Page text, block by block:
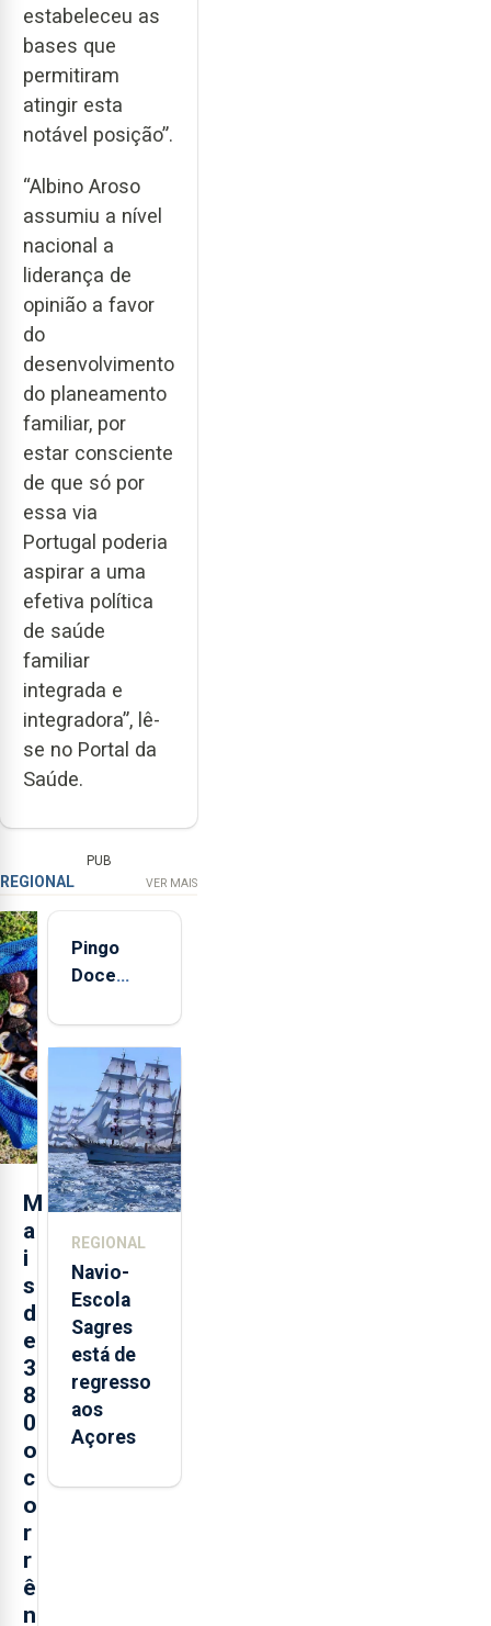
estabeleceu as
bases que
permitiram
atingir esta
notável posição”.
“Albino Aroso
assumiu a nível
nacional a
liderança de
opinião a favor
do
desenvolvimento
do planeamento
familiar, por
estar consciente
de que só por
essa via
Portugal poderia
aspirar a uma
efetiva política
de saúde
familiar
integrada e
integradora”, lê-
se no Portal da
Saúde.
PUB
REGIONAL VER MAIS
M
a
i
s
d
e
3
8
0
o
c
o
r
r
ê
n
Pingo
Doce
quinta-
feira nova
loja em
São
Sebastião
e cria 30
postos de
REGIONAL
Navio-
Escola
Sagres
está de
regresso
aos
Açores